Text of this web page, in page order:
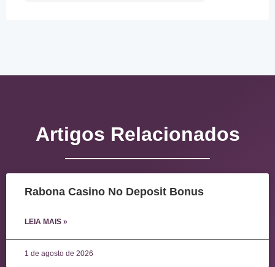
Artigos Relacionados
Rabona Casino No Deposit Bonus
LEIA MAIS »
1 de agosto de 2026